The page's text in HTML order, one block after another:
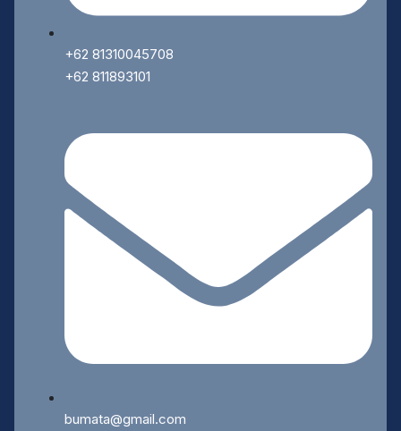
+62 81310045708
+62 811893101
bumata@gmail.com